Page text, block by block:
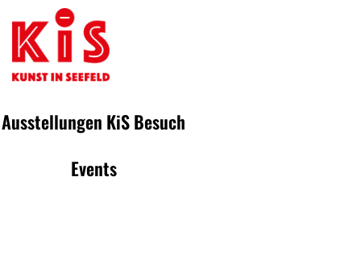
Ausstellungen KiSBesuch
Events